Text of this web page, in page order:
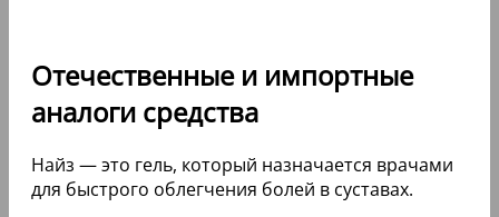
Отечественные и импортные
аналоги средства
Найз — это гель, который назначается врачами
для быстрого облегчения болей в суставах.